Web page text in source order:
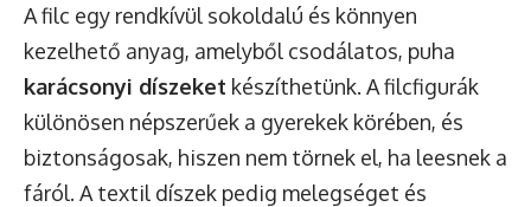
A filc egy rendkívül sokoldalú és könnyen
kezelhető anyag, amelyből csodálatos, puha
karácsonyi díszeket készíthetünk. A filcfigurák
különösen népszerűek a gyerekek körében, és
biztonságosak, hiszen nem törnek el, ha leesnek a
fáról. A textil díszek pedig melegséget és